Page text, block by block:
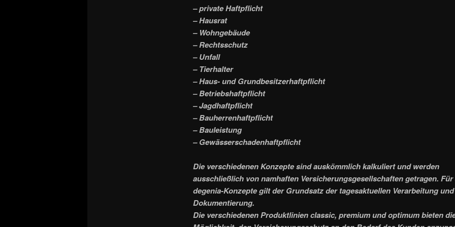
– private Haftpflicht
– Hausrat
– Wohngebäude
– Rechtsschutz
– Unfall
– Tierhalter
– Haus- und Grundbesitzerhaftpflicht
– Betriebshaftpflicht
– Jagdhaftpflicht
– Bauherrenhaftpflicht
– Bauleistung
– Gewässerschadenhaftpflicht
Die verschiedenen Konzepte sind auskömmlich kalkuliert und werden
ausschließlich von namhaften Versicherungsgesellschaften getragen. Für
degenia-Konzepte gilt der Grundsatz der tagesaktuellen Verarbeitung und
Dokumentierung.
Die verschiedenen Produktlinien classic, premium und optimum bieten